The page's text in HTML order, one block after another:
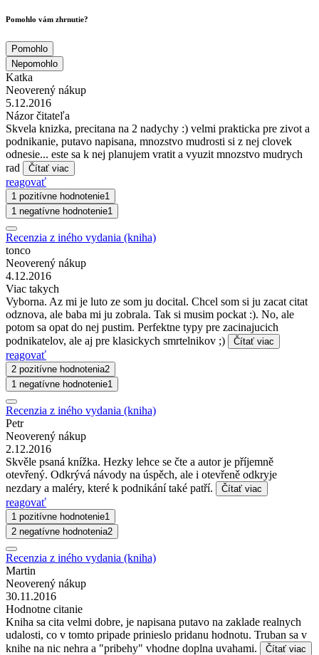
Pomohlo vám zhrnutie?
Pomohlo
Nepomohlo
Katka
Neoverený nákup
5.12.2016
Názor čitateľa
Skvela knizka, precitana na 2 nadychy :) velmi prakticka pre zivot a
podnikanie, putavo napisana, mnozstvo mudrosti si z nej clovek
odnesie... este sa k nej planujem vratit a vyuzit mnozstvo mudrych
rad
Čítať viac
reagovať
1 pozitívne hodnotenie1
1 negatívne hodnotenie1
Recenzia z iného vydania (kniha)
tonco
Neoverený nákup
4.12.2016
Viac takych
Vyborna. Az mi je luto ze som ju docital. Chcel som si ju zacat citat
odznova, ale baba mi ju zobrala. Tak si musim pockat :). No, ale
potom sa opat do nej pustim. Perfektne typy pre zacinajucich
podnikatelov, ale aj pre klasickych smrtelnikov ;)
Čítať viac
reagovať
2 pozitívne hodnotenia2
1 negatívne hodnotenie1
Recenzia z iného vydania (kniha)
Petr
Neoverený nákup
2.12.2016
Skvěle psaná knížka. Hezky lehce se čte a autor je příjemně
otevřený. Odkrývá návody na úspěch, ale i otevřeně odkryje
nezdary a maléry, které k podnikání také patří.
Čítať viac
reagovať
1 pozitívne hodnotenie1
2 negatívne hodnotenia2
Recenzia z iného vydania (kniha)
Martin
Neoverený nákup
30.11.2016
Hodnotne citanie
Kniha sa cita velmi dobre, je napisana putavo na zaklade realnych
udalosti, co v tomto pripade prinieslo pridanu hodnotu. Truban sa v
knihe na nic nehra a "pribehy" vhodne doplna uvahami.
Čítať viac